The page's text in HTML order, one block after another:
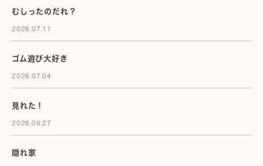
むしったのだれ？
2026.07.11
ゴム遊び大好き
2026.07.04
見れた！
2026.06.27
隠れ家